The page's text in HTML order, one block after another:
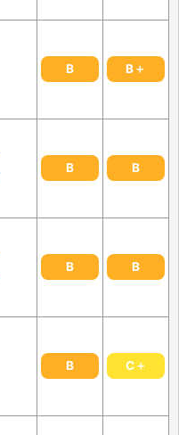
B B＋
B B
B B
B C＋